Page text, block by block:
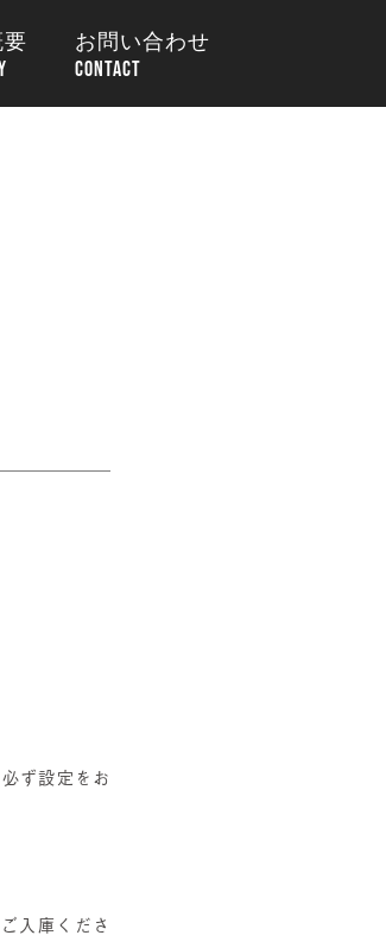
お問い合わせ
ず設定をお
入庫くださ